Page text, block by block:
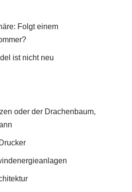
Folgt einem
ist nicht neu
oder der Drachenbaum,